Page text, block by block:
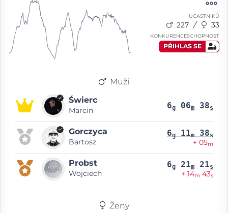
ÚČASTNÍKŮ
227 33
KONKURENCESCHOPNOST
PŘIHLAS SE
Muži
Świerc
Marcin 6g 06m 38s
Gorczyca
Bartosz
6g 11m 38s
+ 05m
Probst
Wojciech
6g 21m 21s
+ 14m 43s
Ženy